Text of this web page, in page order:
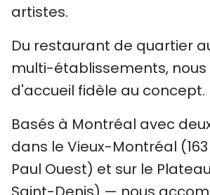
artistes.
Du restaurant de quartier
multi-établissements, nous
d'accueil fidèle au concept.
Basés à Montréal avec
dans le Vieux-Montréal
Paul Ouest) et sur le